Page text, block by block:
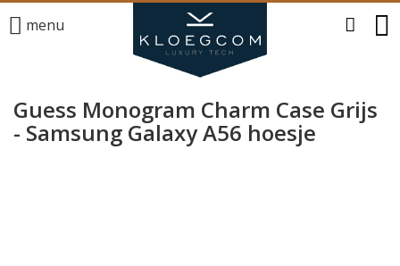
menu
Guess Monogram Charm Case Grijs
- Samsung Galaxy A56 hoesje